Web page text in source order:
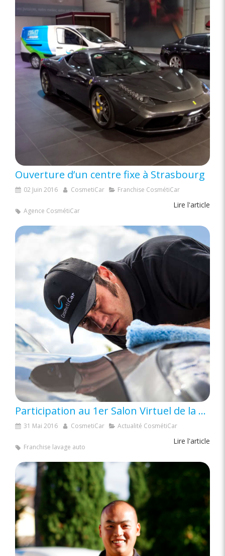
Ouverture d’un centre fixe à Strasbourg
02 Juin 2016 CosmetiCar Franchise CosmétiCar
Lire l'article
Agence CosmétiCar
Participation au 1er Salon Virtuel de la Franchise
31 Mai 2016 CosmetiCar Actualité CosmétiCar
Lire l'article
Franchise lavage auto